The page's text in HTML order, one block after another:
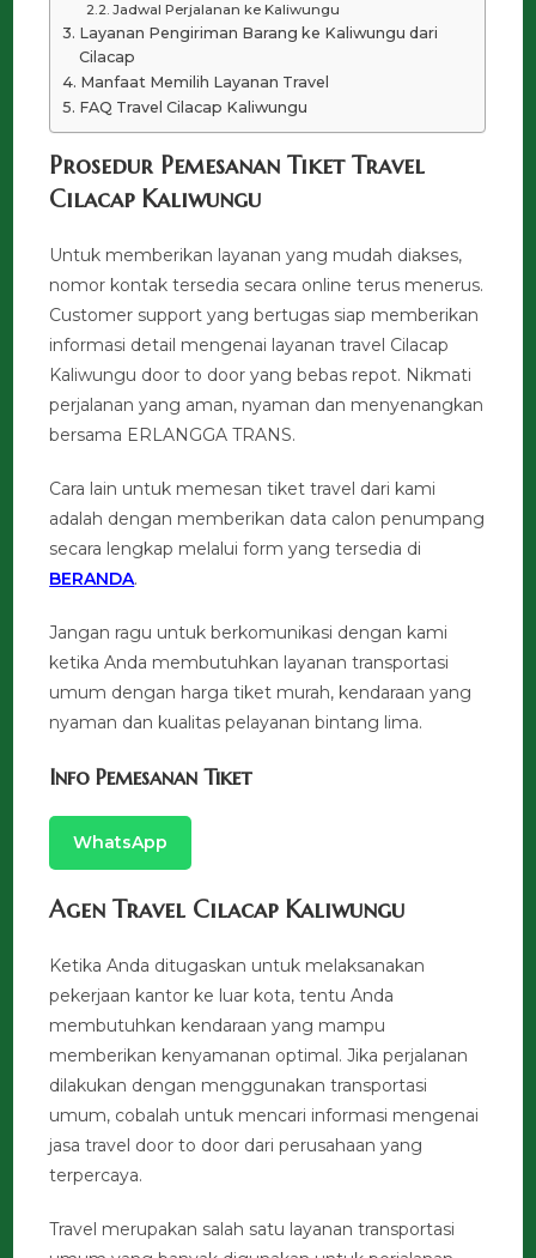
Jadwal Perjalanan ke Kaliwungu
Layanan Pengiriman Barang ke Kaliwungu dari
Cilacap
Manfaat Memilih Layanan Travel
FAQ Travel Cilacap Kaliwungu
Prosedur Pemesanan Tiket Travel
Cilacap Kaliwungu
Untuk memberikan layanan yang mudah diakses,
nomor kontak tersedia secara online terus menerus.
Customer support yang bertugas siap memberikan
informasi detail mengenai layanan travel Cilacap
Kaliwungu door to door yang bebas repot. Nikmati
perjalanan yang aman, nyaman dan menyenangkan
bersama ERLANGGA TRANS.
Cara lain untuk memesan tiket travel dari kami
adalah dengan memberikan data calon penumpang
secara lengkap melalui form yang tersedia di
BERANDA.
Jangan ragu untuk berkomunikasi dengan kami
ketika Anda membutuhkan layanan transportasi
umum dengan harga tiket murah, kendaraan yang
nyaman dan kualitas pelayanan bintang lima.
Info Pemesanan Tiket
WhatsApp
Agen Travel Cilacap Kaliwungu
Ketika Anda ditugaskan untuk melaksanakan
pekerjaan kantor ke luar kota, tentu Anda
membutuhkan kendaraan yang mampu
memberikan kenyamanan optimal. Jika perjalanan
dilakukan dengan menggunakan transportasi
umum, cobalah untuk mencari informasi mengenai
jasa travel door to door dari perusahaan yang
terpercaya.
Travel merupakan salah satu layanan transportasi